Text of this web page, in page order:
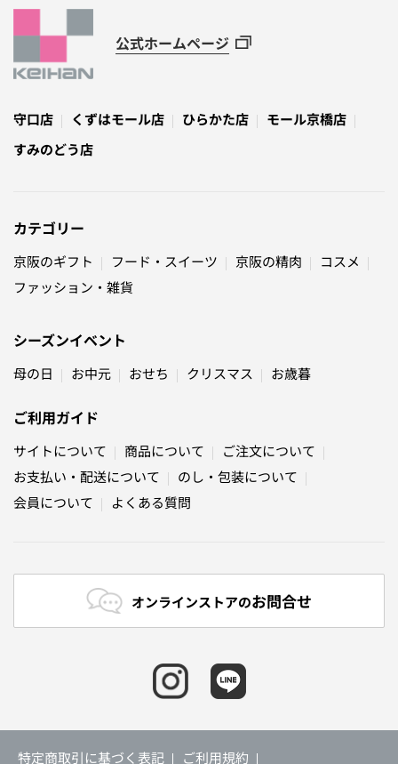
公式ホームページ
守口店 くずはモール店 ひらかた店
モール京橋店
すみのどう店
カテゴリー
京阪のギフト フード・スイーツ 京阪の精肉
コスメ
ファッション・雑貨
シーズンイベント
母の日 お中元 おせち クリスマス お歳暮
ご利用ガイド
サイトについて 商品について
ご注文について
お支払い・配送について
のし・包装について
会員について
よくある質問
オンラインストアのお問合せ
特定商取引に基づく表記 ご利用規約